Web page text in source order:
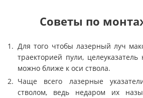
Советы по
Для того чтобы лазерный луч
траекторией пули,
можно ближе к оси ствола.
Чаще всего лазерные
стволом, ведь недаром их